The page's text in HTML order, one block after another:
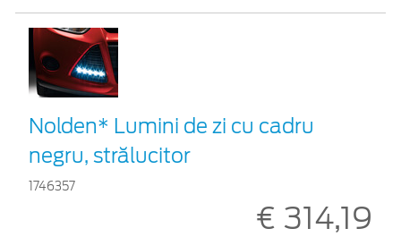
Nolden* Lumini de zi cu cadru
negru, strălucitor
1746357
€ 314,19